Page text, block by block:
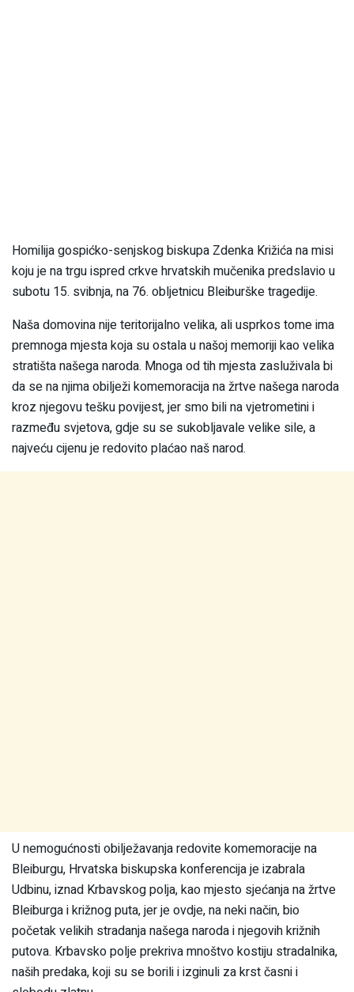
Homilija gospićko-senjskog biskupa Zdenka Križića na misi
koju je na trgu ispred crkve hrvatskih mučenika predslavio u
subotu 15. svibnja, na 76. obljetnicu Bleiburške tragedije.
Naša domovina nije teritorijalno velika, ali usprkos tome ima
premnoga mjesta koja su ostala u našoj memoriji kao velika
stratišta našega naroda. Mnoga od tih mjesta zasluživala bi
da se na njima obilježi komemoracija na žrtve našega naroda
kroz njegovu tešku povijest, jer smo bili na vjetrometini i
razmeđu svjetova, gdje su se sukobljavale velike sile, a
najveću cijenu je redovito plaćao naš narod.
U nemogućnosti obilježavanja redovite komemoracije na
Bleiburgu, Hrvatska biskupska konferencija je izabrala
Udbinu, iznad Krbavskog polja, kao mjesto sjećanja na žrtve
Bleiburga i križnog puta, jer je ovdje, na neki način, bio
početak velikih stradanja našega naroda i njegovih križnih
putova. Krbavsko polje prekriva mnoštvo kostiju stradalnika,
naših predaka, koji su se borili i izginuli za krst časni i